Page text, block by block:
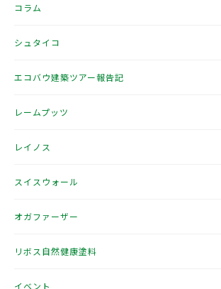
コラム
シュタイコ
エコバウ建築ツアー報告記
レームプッツ
レイノス
スイスウォール
オガファーザー
リボス自然健康塗料
イベント